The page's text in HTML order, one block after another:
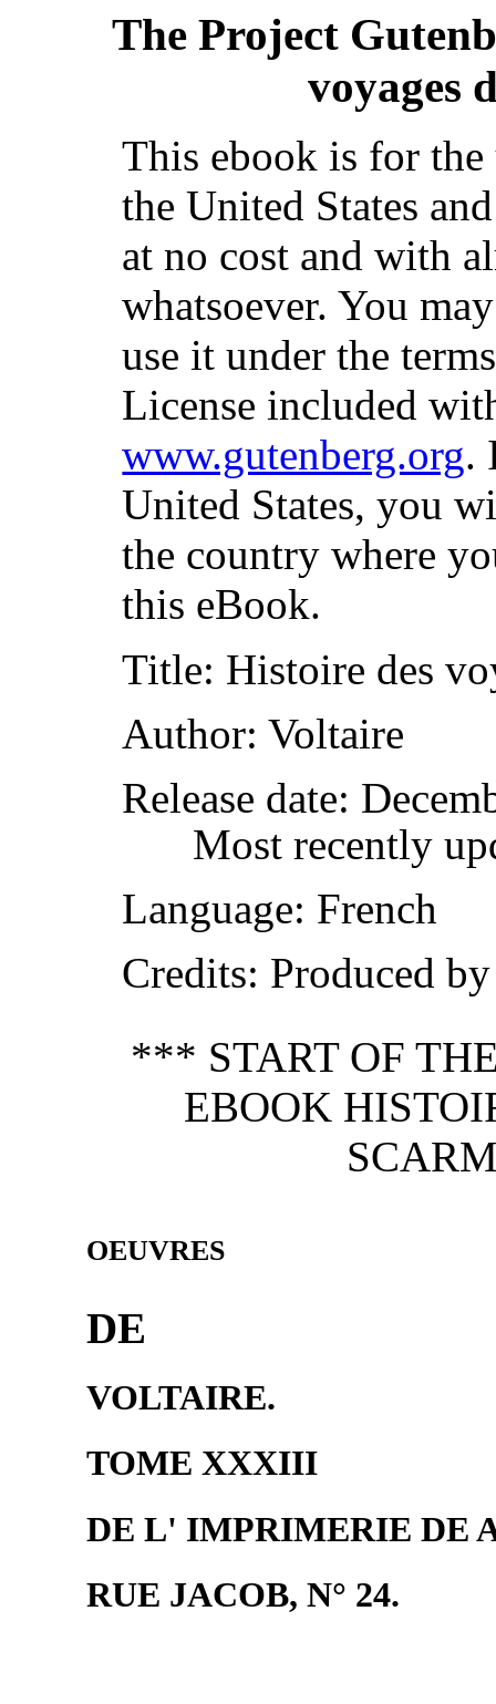
The Project
voyages
This ebook is for the
the United States
at no cost and with
whatsoever. You
use it under the
License included
www.gutenberg.org.
United States, you
the country where
this eBook.
Title: Histoire des
Author: Voltaire
Release date:
Most recently
Language: French
Credits: Produced
*** START OF
EBOOK
OEUVRES
DE
VOLTAIRE.
TOME XXXIII
DE L' IMPRIMERIE DE
RUE JACOB, N° 24.